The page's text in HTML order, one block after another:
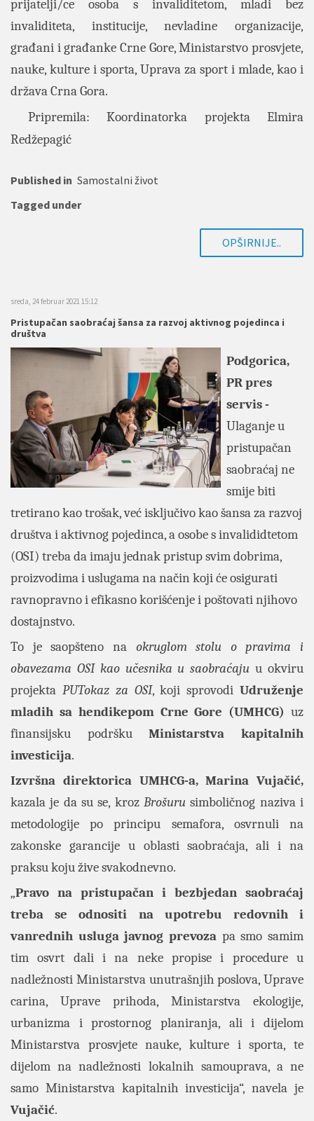
prijatelji/ce osoba s invaliditetom, mladi bez
invaliditeta, institucije, nevladine organizacije,
građani i građanke Crne Gore,Ministarstvo prosvjete,
nauke, kulture i sporta, Uprava za sport i mlade, kao i
država Crna Gora.
Pripremila: Koordinatorka projekta Elmira
Redžepagić
Published in Samostalni život
Tagged under
OPŠIRNIJE..
sreda, 24 februar 2021 15:12
Pristupačan saobraćaj šansa za razvoj aktivnog pojedinca i
društva
Podgorica,
PR pres
servis -
Ulaganje u
pristupačan
saobraćaj ne
smije biti
tretirano kao trošak, već isključivo kao šansa za razvoj
društva i aktivnog pojedinca, a osobe s invalididtetom
(OSI) treba da imaju jednak pristup svim dobrima,
proizvodima i uslugama na način koji će osigurati
ravnopravno i efikasno korišćenje i poštovati njihovo
dostajnstvo.
To je saopšteno na okruglom stolu o pravima i
obavezama OSI kao učesnika u saobraćaju u okviru
projekta PUTokaz za OSI, koji sprovodiUdruženje
mladih sa hendikepom Crne Gore (UMHCG) uz
finansijsku podrškuMinistarstva kapitalnih
investicija.
Izvršna direktorica UMHCG-a, Marina Vujačić,
kazala je da su se, kroz Brošuru simboličnog naziva i
metodologije po principu semafora, osvrnuli na
zakonske garancije u oblasti saobraćaja, ali i na
praksu koju žive svakodnevno.
„Pravo na pristupačan i bezbjedan saobraćaj
treba se odnositi na upotrebu redovnih i
vanrednih usluga javnog prevoza pa smo samim
tim osvrt dali i na neke propise i procedure u
nadležnosti Ministarstva unutrašnjih poslova, Uprave
carina, Uprave prihoda, Ministarstva ekologije,
urbanizma i prostornog planiranja, ali i dijelom
Ministarstva prosvjete nauke, kulture i sporta, te
dijelom na nadležnosti lokalnih samouprava, a ne
samo Ministarstva kapitalnih investicija“, navela je
Vujačić.